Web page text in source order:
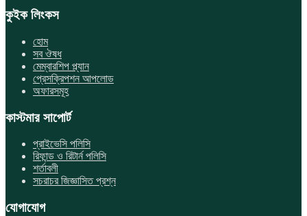
কুইক লিংকস
হোম
সব ঔষধ
মেম্বারশিপ প্ল্যান
প্রেসক্রিপশন আপলোড
অফারসমূহ
কাস্টমার সাপোর্ট
প্রাইভেসি পলিসি
রিফান্ড ও রিটার্ন পলিসি
শর্তাবলী
সচরাচর জিজ্ঞাসিত প্রশ্ন
যোগাযোগ